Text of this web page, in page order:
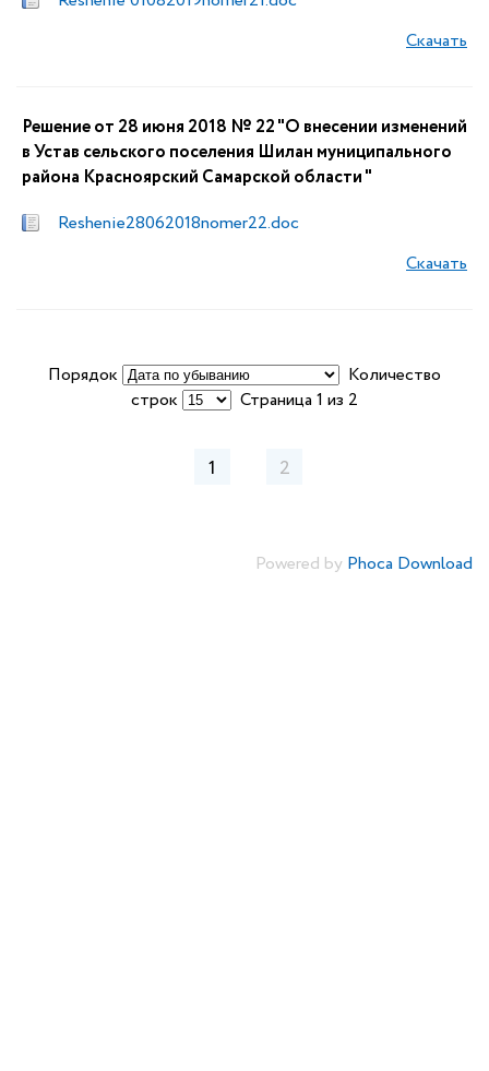
Скачать
Решение от 28 июня 2018 № 22 "О внесении изменений
в Устав сельского поселения Шилан муниципального
района Красноярский Самарской области "
Reshenie28062018nomer22.doc
Скачать
Порядок
Количество
строк
Страница 1 из 2
1 2
Powered by Phoca Download